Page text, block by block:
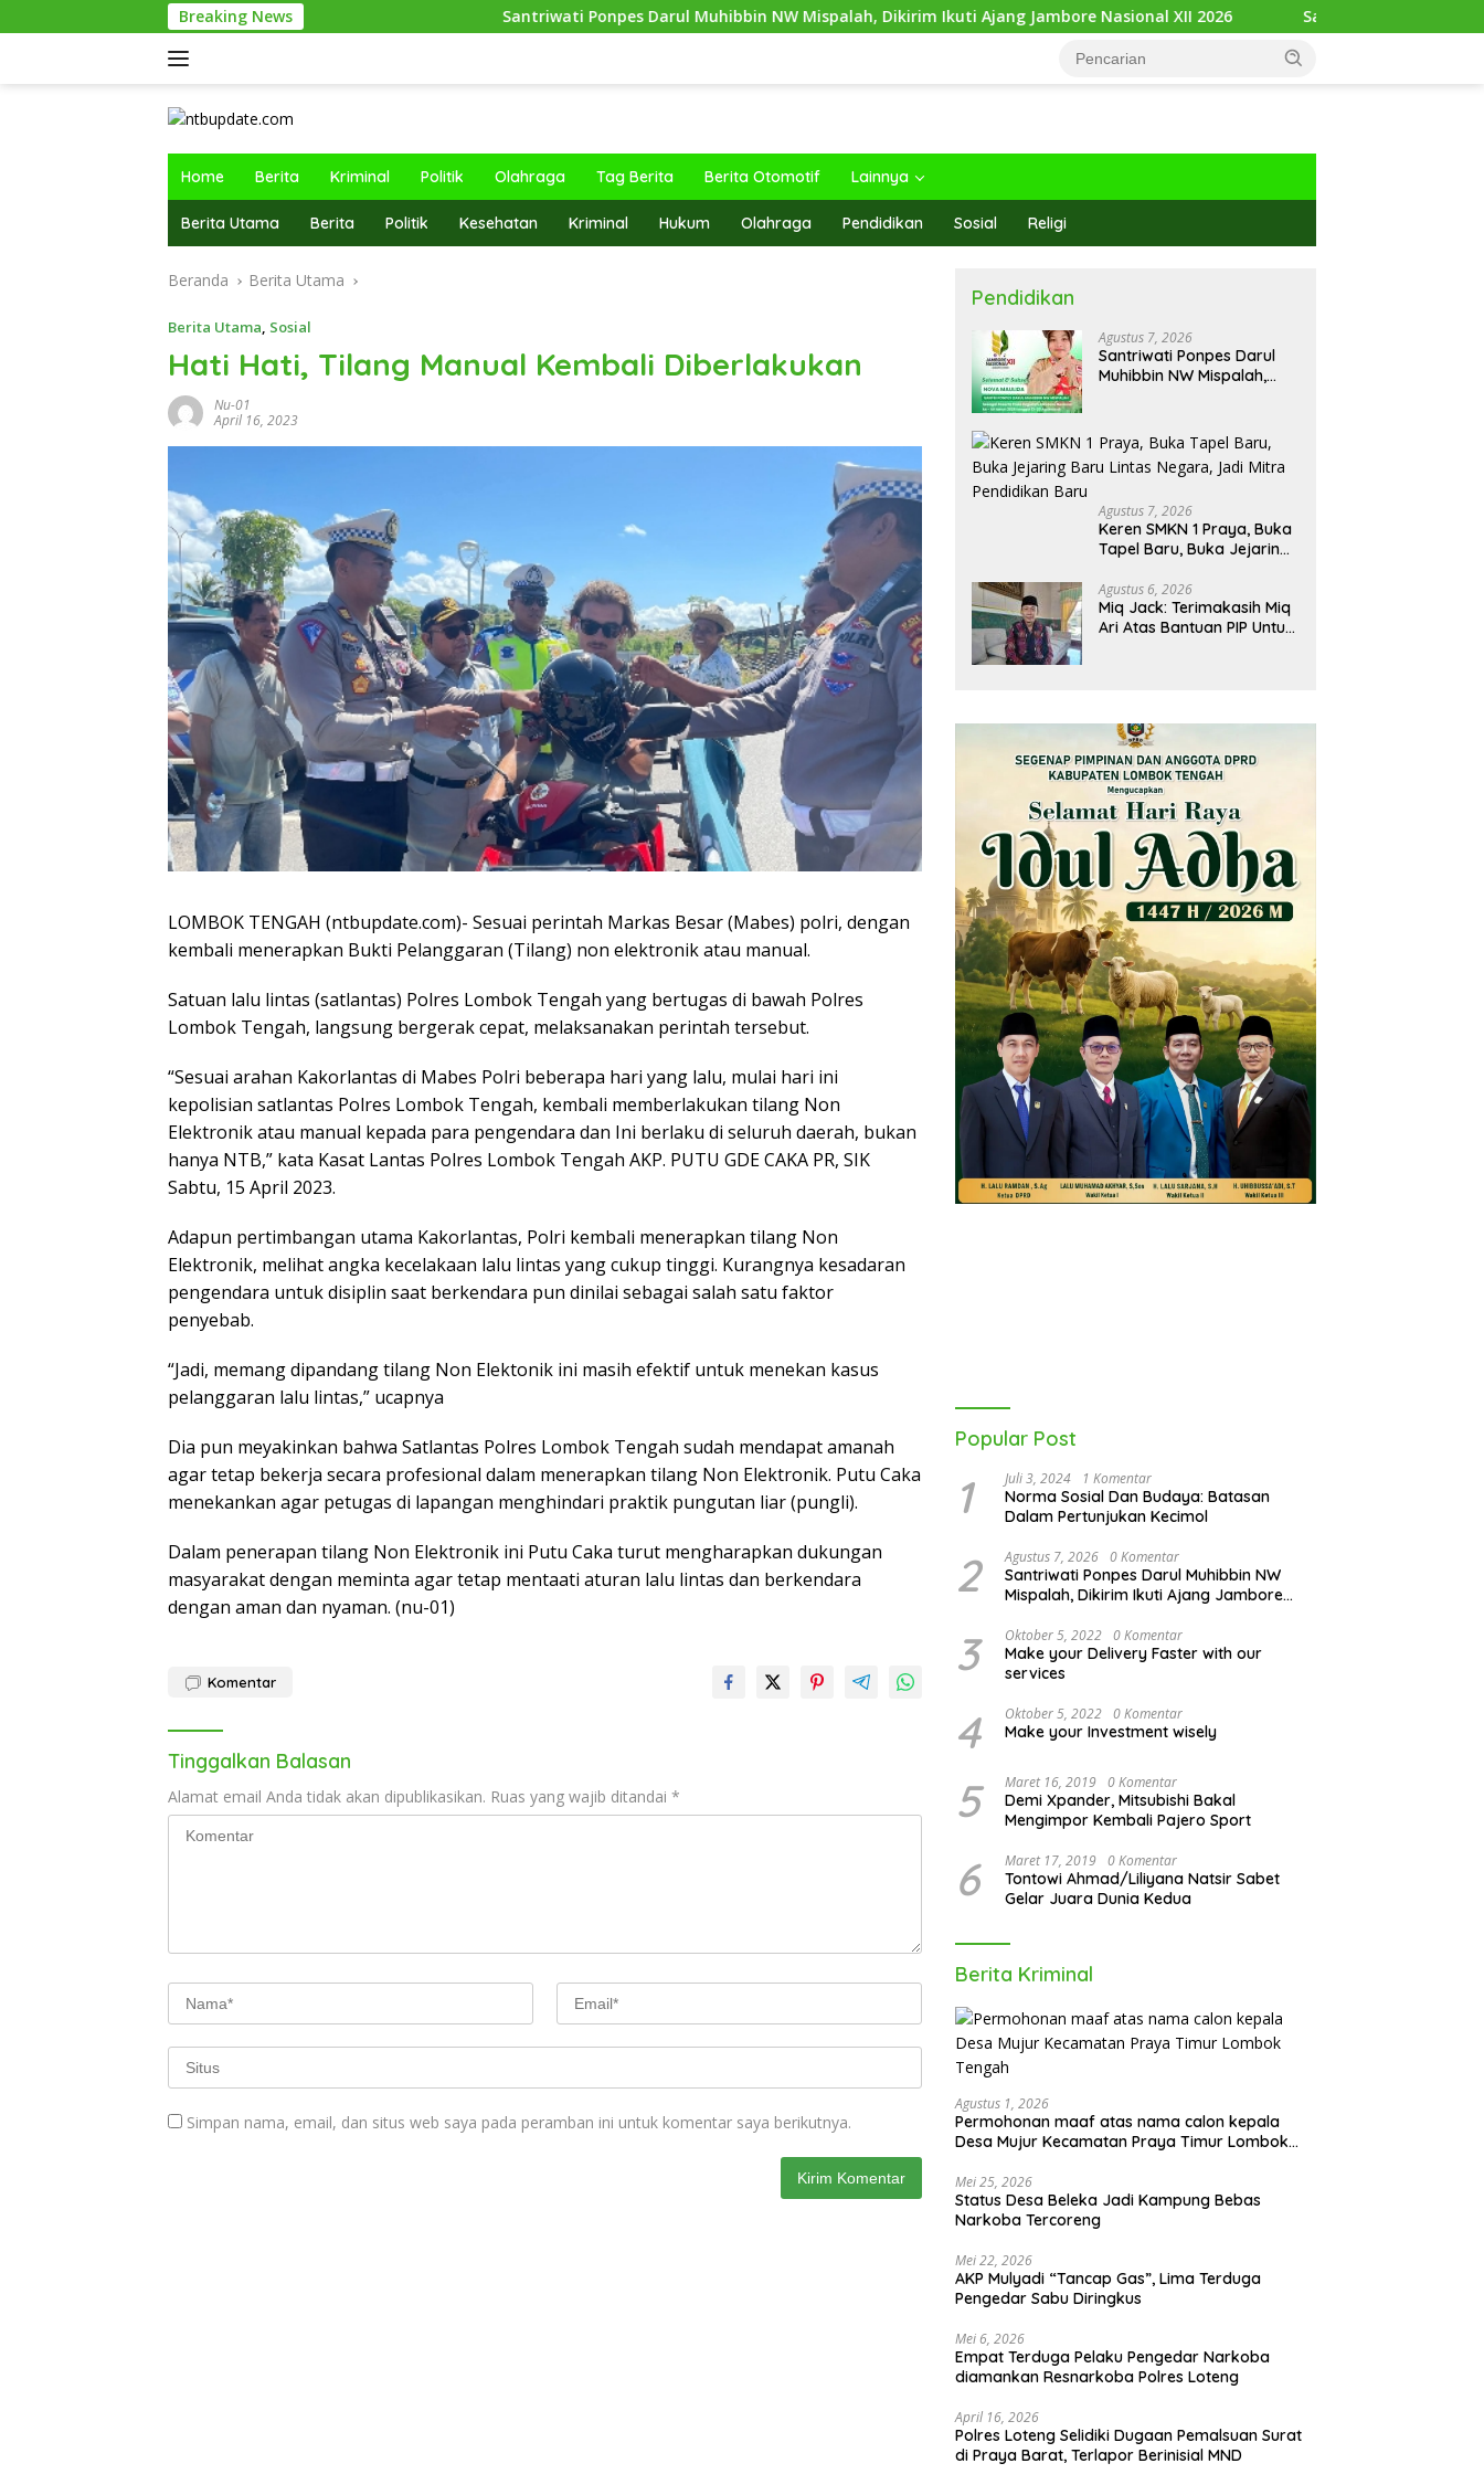
ke
Breaking News Santriwati Ponpes Darul Muhibbin NW Mispalah, Dikirim Ikuti Ajang Jambore Nasional XII 2026 Sari Yuliati: Bonus Demografi Jadi
Home Berita Kriminal Politik Olahraga Tag Berita Berita Otomotif Lainnya
Berita Utama Berita Politik Kesehatan Kriminal Hukum Olahraga Pendidikan Sosial Religi
Beranda Berita Utama
Berita Utama, Sosial
Hati Hati, Tilang Manual Kembali Diberlakukan
Nu-01
April 16, 2023
LOMBOK TENGAH (ntbupdate.com)- Sesuai perintah Markas Besar (Mabes) polri, dengan
kembali menerapkan Bukti Pelanggaran (Tilang) non elektronik atau manual.
Satuan lalu lintas (satlantas) Polres Lombok Tengah yang bertugas di bawah Polres
Lombok Tengah, langsung bergerak cepat, melaksanakan perintah tersebut.
“Sesuai arahan Kakorlantas di Mabes Polri beberapa hari yang lalu, mulai hari ini
kepolisian satlantas Polres Lombok Tengah, kembali memberlakukan tilang Non
Elektronik atau manual kepada para pengendara dan Ini berlaku di seluruh daerah, bukan
hanya NTB,” kata Kasat Lantas Polres Lombok Tengah AKP. PUTU GDE CAKA PR, SIK
Sabtu, 15 April 2023.
Adapun pertimbangan utama Kakorlantas, Polri kembali menerapkan tilang Non
Elektronik, melihat angka kecelakaan lalu lintas yang cukup tinggi. Kurangnya kesadaran
pengendara untuk disiplin saat berkendara pun dinilai sebagai salah satu faktor
penyebab.
“Jadi, memang dipandang tilang Non Elektonik ini masih efektif untuk menekan kasus
pelanggaran lalu lintas,” ucapnya
Dia pun meyakinkan bahwa Satlantas Polres Lombok Tengah sudah mendapat amanah
agar tetap bekerja secara profesional dalam menerapkan tilang Non Elektronik. Putu Caka
menekankan agar petugas di lapangan menghindari praktik pungutan liar (pungli).
Dalam penerapan tilang Non Elektronik ini Putu Caka turut mengharapkan dukungan
masyarakat dengan meminta agar tetap mentaati aturan lalu lintas dan berkendara
dengan aman dan nyaman. (nu-01)
Komentar
Tinggalkan Balasan
Alamat email Anda tidak akan dipublikasikan. Ruas yang wajib ditandai *
Simpan nama, email, dan situs web saya pada peramban ini untuk komentar saya berikutnya.
Pendidikan
Agustus 7, 2026
Santriwati Ponpes Darul
Muhibbin NW Mispalah,
Agustus 7, 2026
Keren SMKN 1 Praya, Buka
Tapel Baru, Buka Jejaring
Mitra Pendidikan Baru
Agustus 6, 2026
Miq Jack: Terimakasih Miq
Ari Atas Bantuan PIP Untuk
Popular Post
1 Juli 3, 2024 1 Komentar
Norma Sosial Dan Budaya: Batasan
Dalam Pertunjukan Kecimol
2 Agustus 7, 2026 0 Komentar
Santriwati Ponpes Darul Muhibbin NW
Mispalah, Dikirim Ikuti Ajang Jambore
3 Oktober 5, 2022 0 Komentar
Make your Delivery Faster with our
services
4 Oktober 5, 2022 0 Komentar
Make your Investment wisely
5 Maret 16, 2019 0 Komentar
Demi Xpander, Mitsubishi Bakal
Mengimpor Kembali Pajero Sport
6 Maret 17, 2019 0 Komentar
Tontowi Ahmad/Liliyana Natsir Sabet
Gelar Juara Dunia Kedua
Berita Kriminal
Agustus 1, 2026
Permohonan maaf atas nama calon kepala
Desa Mujur Kecamatan Praya Timur Lombok
Mei 25, 2026
Status Desa Beleka Jadi ‎Kampung Bebas
Narkoba Tercoreng
Mei 22, 2026
AKP Mulyadi “Tancap Gas”, Lima Terduga
Pengedar Sabu Diringkus
Mei 6, 2026
Empat Terduga Pelaku Pengedar Narkoba
diamankan Resnarkoba Polres Loteng
April 16, 2026
Polres Loteng Selidiki Dugaan Pemalsuan Surat
di Praya Barat, Terlapor Berinisial MND